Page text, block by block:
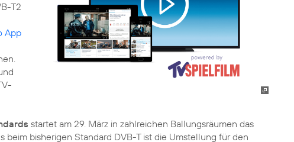
T2
App
startet am 29. März in zahlreichen Ballungsräumen das
beim bisherigen Standard DVB-T ist die Umstellung für den